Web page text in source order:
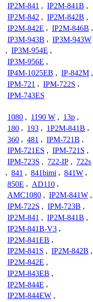
IP2M-841 , IP2M-841B ,
IP2M-842 , IP2M-842B ,
IP2M-842E , IP2M-846B ,
IP3M-943B , IP3M-943W
, IP3M-954E ,
IP3M-956E ,
IP4M-1025EB , IP-842M ,
IPM-721 , IPM-722S ,
IPM-743ES
1080 , 1190 W , 13p ,
180 , 193 , 1P2M-841B ,
360 , 481 , IPM-721B ,
IPM-721ES , IPM-721S ,
IPM-723S , 722-IP , 722s
, 841 , 841bimi , 841W ,
850E , AD110 ,
AMC1080 , IP2M-841W ,
IPM-722S , IPM-723B ,
IP2M-841 , IP2M-841B ,
IP2M-841B-V3 ,
IP2M-841EB ,
IP2M-841S , IP2M-842B ,
IP2M-842E ,
IP2M-843EB ,
IP2M-844E ,
IP2M-844EW ,